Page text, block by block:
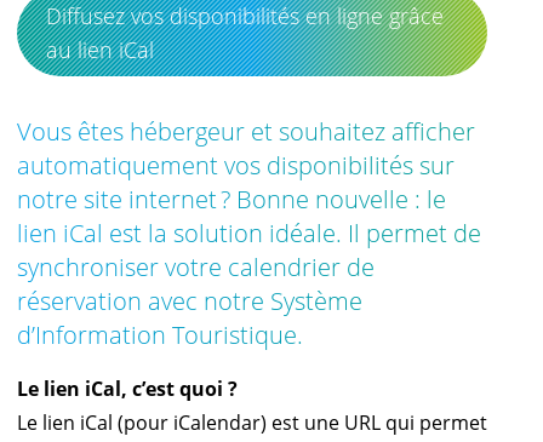
Diffusez vos disponibilités en ligne grâce
au lien iCal
Vous êtes hébergeur et souhaitez afficher
automatiquement vos disponibilités sur
notre site internet ? Bonne nouvelle : le
lien iCal est la solution idéale. Il permet de
synchroniser votre calendrier de
réservation avec notre Système
d’Information Touristique.
Le lien iCal, c’est quoi ?
Le lien iCal (pour iCalendar) est une URL qui permet